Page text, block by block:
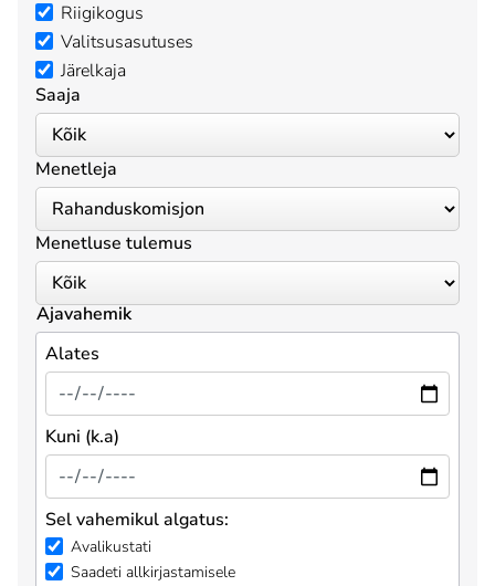
Riigikogus
Valitsusasutuses
Järelkaja
Saaja
Menetleja
Menetluse tulemus
Ajavahemik
Alates
Kuni (k.a)
Sel vahemikul algatus:
Avalikustati
Saadeti allkirjastamisele